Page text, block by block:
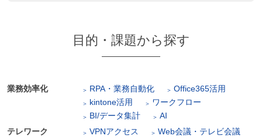
目的・課題から探す
業務効率化 RPA・業務自動化
Office365活用
kintone活用
ワークフロー
BI/データ集計
AI
テレワーク
VPNアクセス
Web会議・テレビ会議